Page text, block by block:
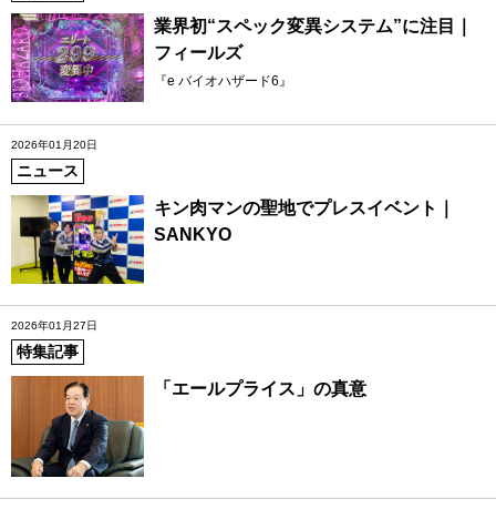
業界初“スペック変異システム”に注目｜
フィールズ
『e バイオハザード6』
2026年01月20日
ニュース
キン肉マンの聖地でプレスイベント｜
SANKYO
2026年01月27日
特集記事
「エールプライス」の真意